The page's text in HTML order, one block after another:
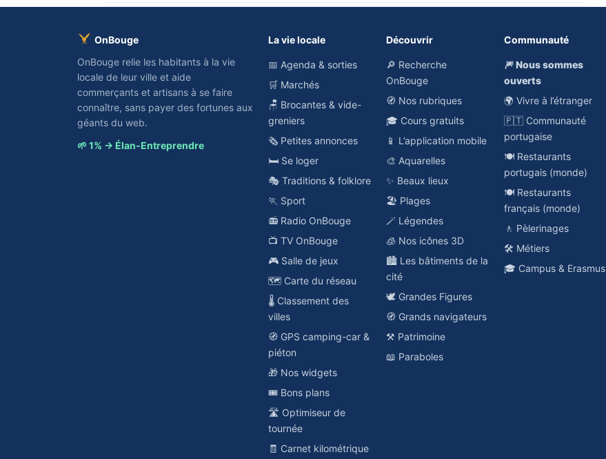
OnBouge
OnBouge relie les habitants à la vie
locale de leur ville et aide
commerçants et artisans à se faire
connaître, sans payer des fortunes aux
géants du web.
🌱 1% → Élan-Entreprendre
La vie locale
📅 Agenda & sorties
🛒 Marchés
🪑 Brocantes & vide-
greniers
🗞️ Petites annonces
🛏️ Se loger
🎭 Traditions & folklore
🏃 Sport
📻 Radio OnBouge
📺 TV OnBouge
🎮 Salle de jeux
🗺️ Carte du réseau
🌡️ Classement des
villes
🧭 GPS camping-car &
piéton
🎁 Nos widgets
🎟️ Bons plans
🛣️ Optimiseur de
tournée
🧾 Carnet kilométrique
Découvrir
🔎 Recherche
OnBouge
🧭 Nos rubriques
🎓 Cours gratuits
📱 L’application mobile
🎨 Aquarelles
✨ Beaux lieux
🏖️ Plages
🪄 Légendes
🧊 Nos icônes 3D
🏙️ Les bâtiments de la
cité
🕊️ Grandes Figures
🧭 Grands navigateurs
⚒️ Patrimoine
📖 Paraboles
Communauté
🎆 Nous sommes
ouverts
🌍 Vivre à l’étranger
🇵🇹 Communauté
portugaise
🍽️ Restaurants
portugais (monde)
🍽️ Restaurants
français (monde)
🚶 Pèlerinages
🛠️ Métiers
🎓 Campus & Erasmus